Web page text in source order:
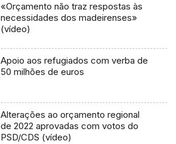
«Orçamento não traz respostas às
necessidades dos madeirenses»
(vídeo)
Apoio aos refugiados com verba de
50 milhões de euros
Alterações ao orçamento regional
de 2022 aprovadas com votos do
PSD/CDS (vídeo)